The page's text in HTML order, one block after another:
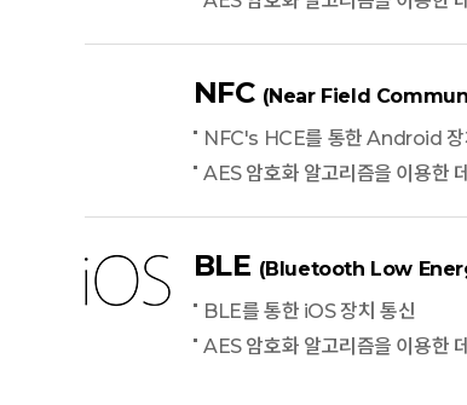
NFC (Near Field
NFC's HCE를 통한 Android 장
AES 암호화 알고리즘을 이용한
BLE (Bluetooth Low
BLE를 통한 iOS 장치 통신
AES 암호화 알고리즘을 이용한